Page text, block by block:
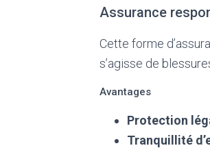
Assurance
Cette forme
s’agisse de
Avantages
Protection
Tranquillité